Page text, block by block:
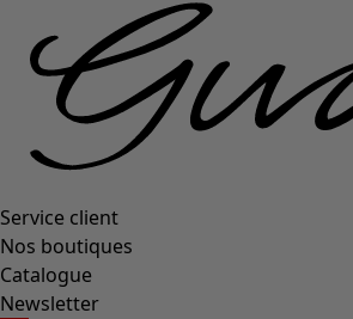
Service client
Nos boutiques
Catalogue
Newsletter